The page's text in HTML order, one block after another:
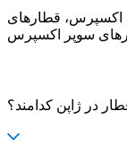
اکسپرس، قطارهای
سوپر اکسپرس
در ژاپن کدامند؟